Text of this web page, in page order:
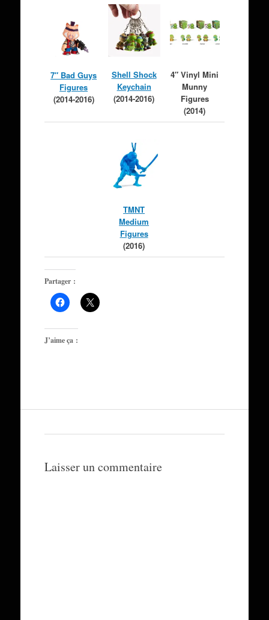
7″ Bad Guys
Figures
(2014-2016)
Shell Shock
Keychain
(2014-2016)
4″ Vinyl Mini
Munny
Figures
(2014)
TMNT
Medium
Figures
(2016)
Partager :
J’aime ça :
Laisser un commentaire